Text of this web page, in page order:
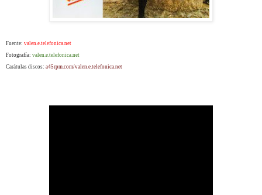
Fuente: valen.e.telefonica.net
Fotografía: valen.e.telefonica.net
Carátulas discos: a45rpm.com/valen.e.telefonica.net